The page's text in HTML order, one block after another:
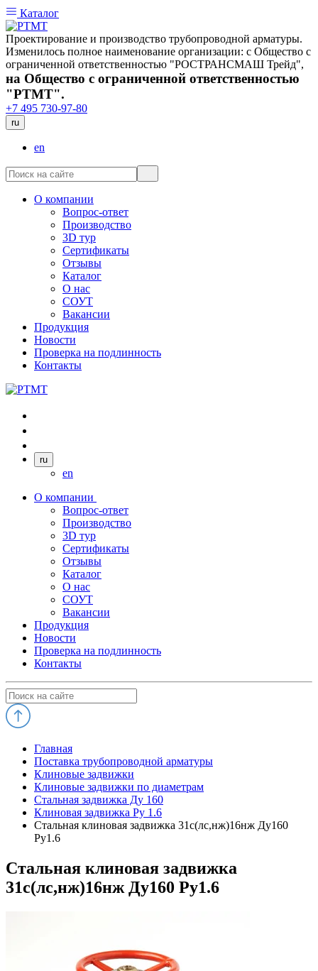
Каталог
Проектирование и производство трубопроводной арматуры.
Изменилось полное наименование организации: с Общество с
ограниченной ответственностью "РОСТРАНСМАШ Трейд",
на Общество с ограниченной ответственностью
"РТМТ".
+7 495 730-97-80
ru
en
О компании
Вопрос-ответ
Производство
3D тур
Сертификаты
Отзывы
Каталог
О нас
СОУТ
Вакансии
Продукция
Новости
Проверка на подлинность
Контакты
ru
en
О компании
Вопрос-ответ
Производство
3D тур
Сертификаты
Отзывы
Каталог
О нас
СОУТ
Вакансии
Продукция
Новости
Проверка на подлинность
Контакты
Главная
Поставка трубопроводной арматуры
Клиновые задвижки
Клиновые задвижки по диаметрам
Стальная задвижка Ду 160
Клиновая задвижка Ру 1.6
Стальная клиновая задвижка 31с(лс,нж)16нж Ду160
Ру1.6
Стальная клиновая задвижка
31с(лс,нж)16нж Ду160 Ру1.6